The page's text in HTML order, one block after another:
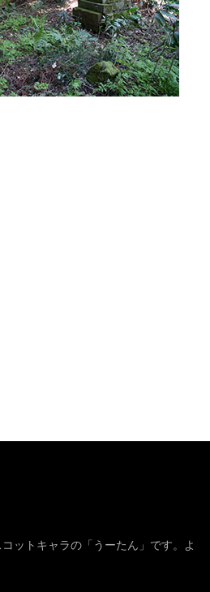
ットキャラの「うーたん」です。よ